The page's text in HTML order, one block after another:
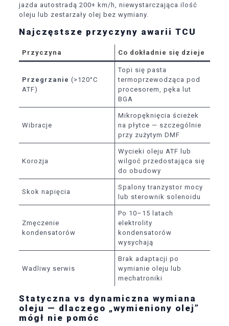
jazda autostradą 200+ km/h, niewystarczająca ilość
oleju lub zestarzały olej bez wymiany.
Najczęstsze przyczyny awarii TCU
Przyczyna Co dokładnie się dzieje
Przegrzanie (>120°C
ATF)
Topi się pasta
termoprzewodząca pod
procesorem, pęka lut
BGA
Wibracje
Mikropęknięcia ścieżek
na płytce — szczególnie
przy zużytym DMF
Korozja
Wycieki oleju ATF lub
wilgoć przedostająca się
do obudowy
Skok napięcia
Spalony tranzystor mocy
lub sterownik solenoidu
Zmęczenie
kondensatorów
Po 10–15 latach
elektrolity
kondensatorów
wysychają
Wadliwy serwis
Brak adaptacji po
wymianie oleju lub
mechatroniki
Statyczna vs dynamiczna wymiana
oleju — dlaczego „wymieniony olej”
mógł nie pomóc